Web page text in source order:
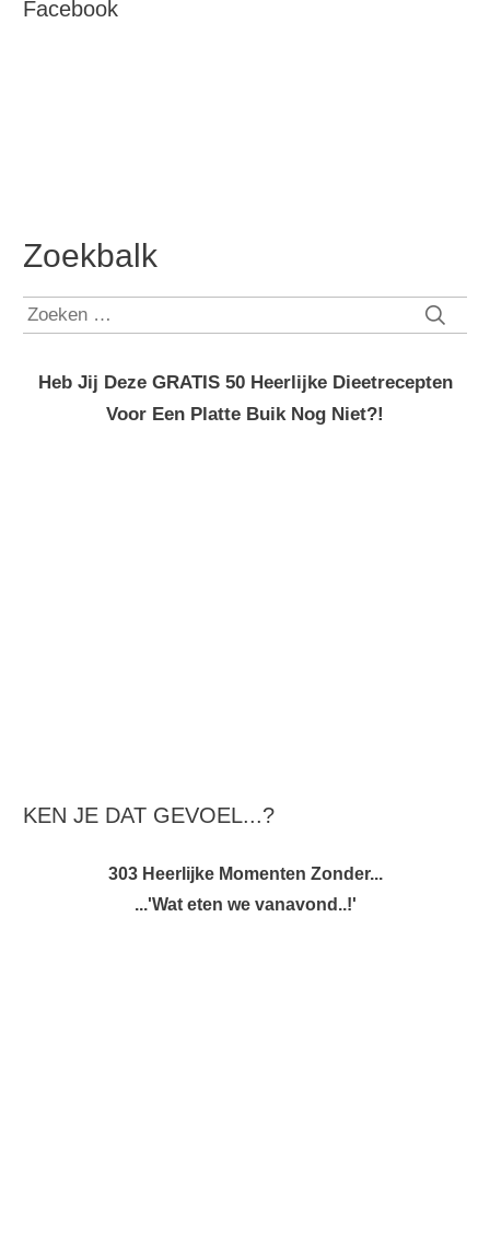
Facebook
Zoekbalk
Zoeken
Heb Jij Deze GRATIS 50 Heerlijke Dieetrecepten
Voor Een Platte Buik Nog Niet?!
KEN JE DAT GEVOEL...?
303 Heerlijke Momenten Zonder...
...'Wat eten we vanavond..!'